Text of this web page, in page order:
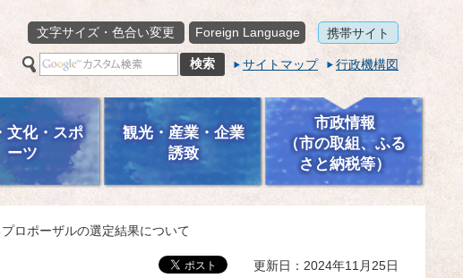
文字サイズ・色合い変更
Foreign Language 携帯サイト
サイトマップ 行政機構図
文化・スポ
ーツ
観光・産業・企業
誘致
市政情報
（市の取組、ふる
さと納税等）
ロポーザルの選定結果について
更新日：2024年11月25日